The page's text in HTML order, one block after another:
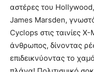
αστέρες του
James Marsden,
Cyclops στις ταινίες
άνθρωπος, δίνοντας
επιδεικνύοντας το